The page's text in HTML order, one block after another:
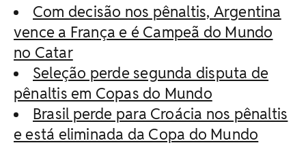
Com decisão nos pênaltis, Argentina
vence a França e é Campeã do Mundo
no Catar
Seleção perde segunda disputa de
pênaltis em Copas do Mundo
Brasil perde para Croácia nos pênaltis
e está eliminada da Copa do Mundo